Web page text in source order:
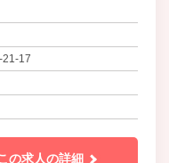
で、その人らしく安心して
いけるように。 一人ひとり
お待ちしています。
21-17
の求人の詳細